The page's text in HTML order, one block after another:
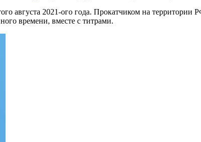
августа 2021-ого года. Прокатчиком на
времени, вместе с титрами.